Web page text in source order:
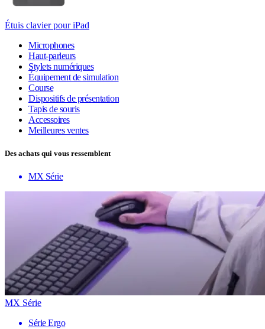
Étuis clavier pour iPad
Microphones
Haut-parleurs
Stylets numériques
Équipement de simulation
Course
Dispositifs de présentation
Tapis de souris
Accessoires
Meilleures ventes
Des achats qui vous ressemblent
MX Série
MX Série
Série Ergo